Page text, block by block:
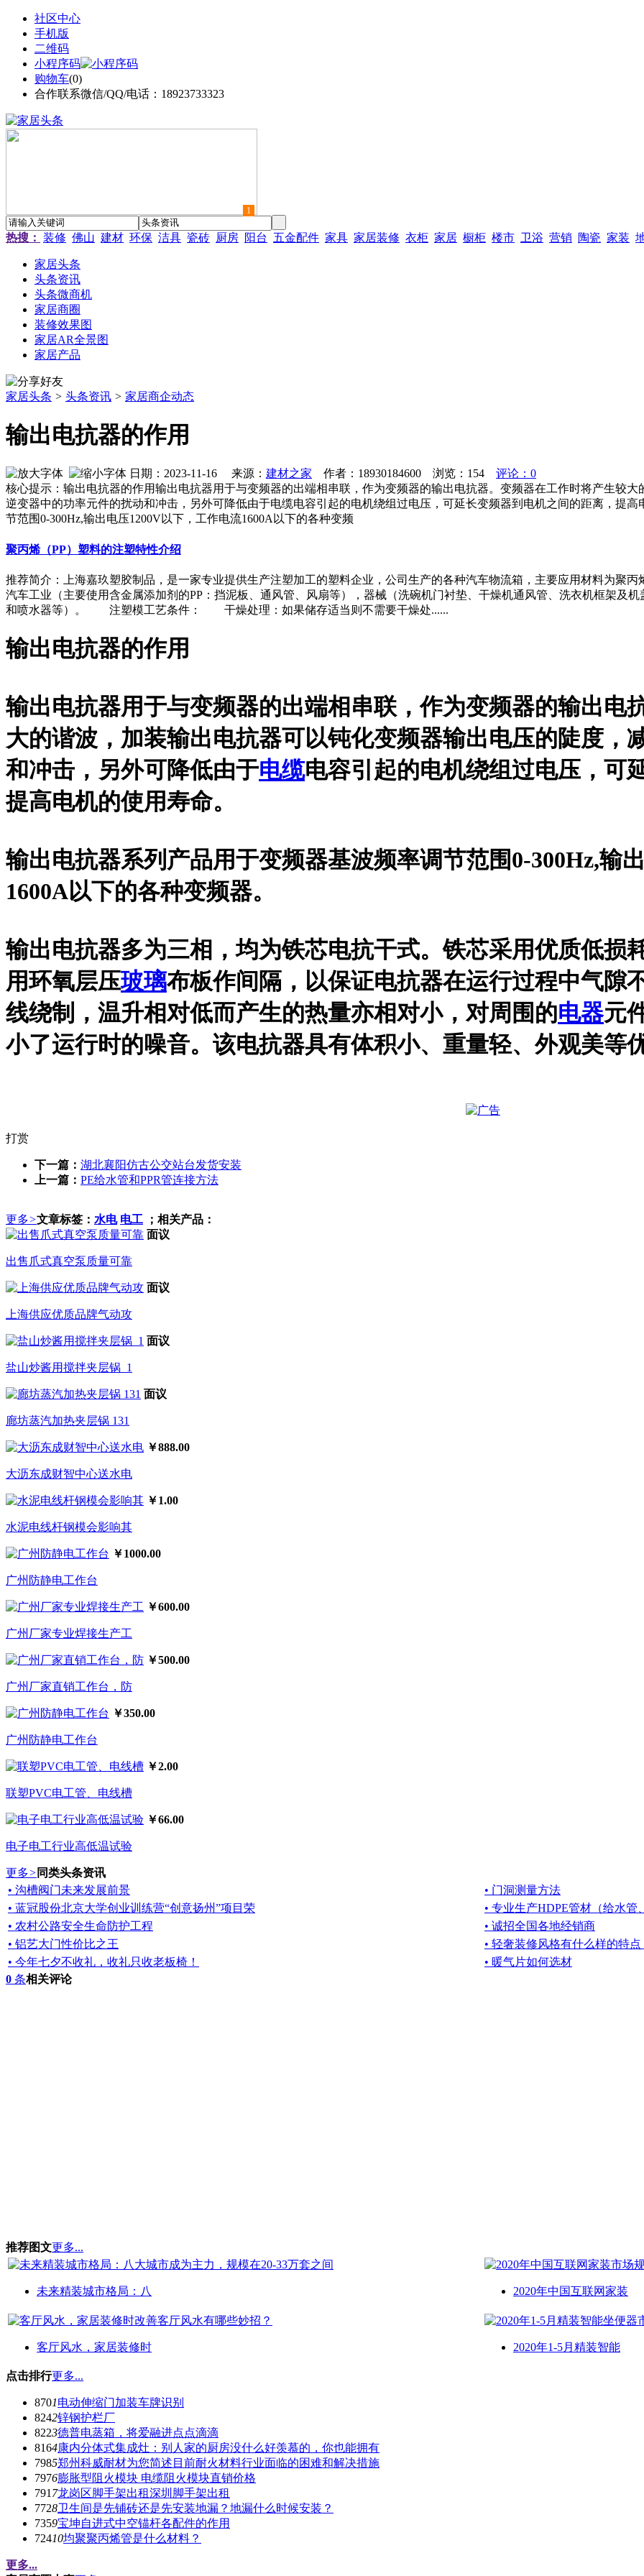
社区中心
手机版
二维码
小程序码
购物车(0)
合作联系微信/QQ/电话：18923733323
1
热搜： 装修 佛山 建材 环保 洁具 瓷砖 厨房 阳台 五金配件 家具 家居装修 衣柜 家居 橱柜 楼市 卫浴 营销 陶瓷 家装
家居头条
头条资讯
头条微商机
家居商圈
装修效果图
家居AR全景图
家居产品
家居头条 > 头条资讯 > 家居商企动态
输出电抗器的作用
日期：2023-11-16 来源： 建材之家 作者：18930184600 浏览： 154
评论：0
核心提示：输出电抗器的作用输出电抗器用于与变频器的出端相串联，作为变频器的输出电抗器。变频器在工作时将产生较
逆变器中的功率元件的扰动和冲击，另外可降低由于电缆电容引起的电机绕组过电压，可延长变频器到电机之间的距离，提
节范围0-300Hz,输出电压1200V以下，工作电流1600A以下的各种变频
聚丙烯（PP）塑料的注塑特性介绍
推荐简介：上海嘉玖塑胶制品，是一家专业提供生产注塑加工的塑料企业，公司生产的各种汽车物流箱，主要应用材料为
汽车工业（主要使用含金属添加剂的PP：挡泥板、通风管、风扇等），器械（洗碗机门衬垫、干燥机通风管、洗衣机框架及
和喷水器等）。 注塑模工艺条件： 干燥处理：如果储存适当则不需要干燥处......
输出电抗器的作用
输出电抗器用于与变频器的出端相串联，作为变频器的输出电
大的谐波，加装输出电抗器可以钝化变频器输出电压的陡度，
和冲击，另外可降低由于电缆电容引起的电机绕组过电压，可
提高电机的使用寿命。
输出电抗器系列产品用于变频器基波频率调节范围0-300Hz,输
1600A以下的各种变频器。
输出电抗器多为三相，均为铁芯电抗干式。铁芯采用优质低损
用环氧层压玻璃布板作间隔，以保证电抗器在运行过程中气隙
线绕制，温升相对低而产生的热量亦相对小，对周围的电器元
小了运行时的噪音。该电抗器具有体积小、重量轻、外观美等优
打赏
下一篇： 湖北襄阳仿古公交站台发货安装
上一篇： PE给水管和PPR管连接方法
更多>文章标签： 水电 电工 ；相关产品：
面议
出售爪式真空泵质量可靠
面议
上海供应优质品牌气动攻
面议
盐山炒酱用搅拌夹层锅_1
面议
廊坊蒸汽加热夹层锅 131
￥888.00
大沥东成财智中心送水电
￥1.00
水泥电线杆钢模会影响其
￥1000.00
广州防静电工作台
￥600.00
广州厂家专业焊接生产工
￥500.00
广州厂家直销工作台，防
￥350.00
广州防静电工作台
￥2.00
联塑PVC电工管、电线槽
￥66.00
电子电工行业高低温试验
更多> 同类头条资讯
• 沟槽阀门未来发展前景
• 门洞测量方法
• 蓝冠股份北京大学创业训练营“创意扬州”项目荣
• 专业生产HDPE管材（给水管
• 农村公路安全生命防护工程
• 诚招全国各地经销商
• 铝艺大门性价比之王
• 轻奢装修风格有什么样的特
• 今年七夕不收礼，收礼只收老板椅！
• 暖气片如何选材
0 条相关评论
推荐图文更多...
未来精装城市格局：八 2020年中国互联网家装
客厅风水，家居装修时 2020年1-5月精装智能
点击排行更多...
8701电动伸缩门加装车牌识别
8242锌钢护栏厂
8223德普电蒸箱，将爱融进点点滴滴
8164康内分体式集成灶：别人家的厨房没什么好羡慕的，你也能拥有
7985郑州科威耐材为您简述目前耐火材料行业面临的困难和解决措施
7976膨胀型阻火模块 电缆阻火模块直销价格
791 7龙岗区脚手架出租深圳脚手架出租
7728卫生间是先铺砖还是先安装地漏？地漏什么时候安装？
7359宝坤自进式中空锚杆各配件的作用
72410均聚聚丙烯管是什么材料？
更多...